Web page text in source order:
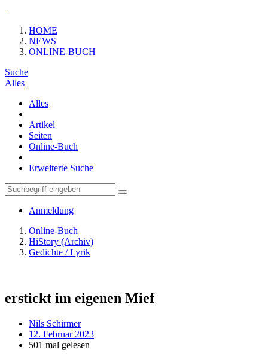
HOME
NEWS
ONLINE-BUCH
Suche
Alles
Alles
Artikel
Seiten
Online-Buch
Erweiterte Suche
Anmeldung
Online-Buch
HiStory (Archiv)
Gedichte / Lyrik
erstickt im eigenen Mief
Nils Schirmer
12. Februar 2023
501 mal gelesen